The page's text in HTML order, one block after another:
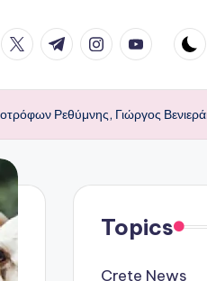
twitter.com
t.me instagram.com
Ρεθύμνης, Γιώργος
Topics
Crete News